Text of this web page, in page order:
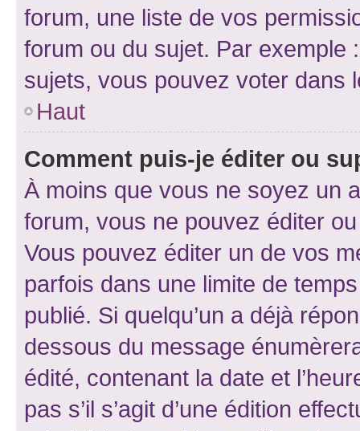
forum, une liste de vos
forum ou du sujet. Par exemple
sujets, vous pouvez voter dans
Haut
Comment puis-je éditer ou
À moins que vous ne soyez un
forum, vous ne pouvez éditer
Vous pouvez éditer un de vos
parfois dans une limite de
publié. Si quelqu’un a déjà
dessous du message
édité, contenant la date et
pas s’il s’agit d’une édition